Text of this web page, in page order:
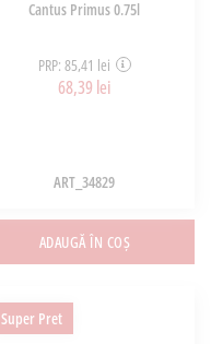
Cantus Primus 0.75l
PRP: 85,41 lei
68,39 lei
ART_34829
ADAUGĂ ÎN COȘ
Super Pret